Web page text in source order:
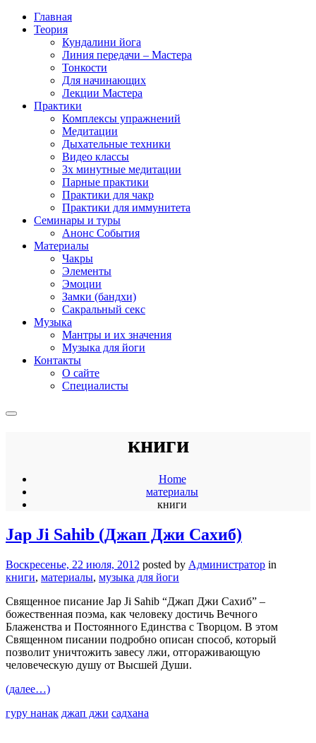
Главная
Теория
Кундалини йога
Линия передачи – Мастера
Тонкости
Для начинающих
Лекции Мастера
Практики
Комплексы упражнений
Медитации
Дыхательные техники
Видео классы
3х минутные медитации
Парные практики
Практики для чакр
Практики для иммунитета
Семинары и туры
Анонс События
Материалы
Чакры
Элементы
Эмоции
Замки (бандхи)
Сакральный секс
Музыка
Мантры и их значения
Музыка для йоги
Контакты
О сайте
Специалисты
книги
Home
материалы
книги
Jap Ji Sahib (Джап Джи Сахиб)
Воскресенье, 22 июля, 2012 posted by Администратор in
книги, материалы, музыка для йоги
Священное писание Jap Ji Sahib “Джап Джи Сахиб” –
божественная поэма, как человеку достичь Вечного
Блаженства и Постоянного Единства с Творцом. В этом
Священном писании подробно описан способ, который
позволит уничтожить завесу лжи, отгораживающую
человеческую душу от Высшей Души.
(далее…)
гуру нанак джап джи садхана